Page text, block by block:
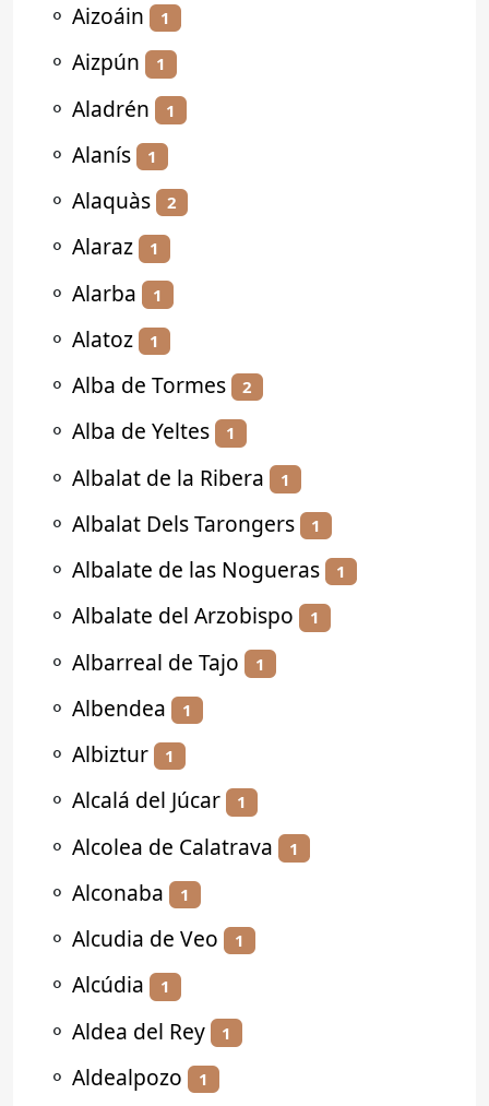
⚬ Aizoáin 1
⚬ Aizpún 1
⚬ Aladrén 1
⚬ Alanís 1
⚬ Alaquàs 2
⚬ Alaraz 1
⚬ Alarba 1
⚬ Alatoz 1
⚬ Alba de Tormes 2
⚬ Alba de Yeltes 1
⚬ Albalat de la Ribera 1
⚬ Albalat Dels Tarongers 1
⚬ Albalate de las Nogueras 1
⚬ Albalate del Arzobispo 1
⚬ Albarreal de Tajo 1
⚬ Albendea 1
⚬ Albiztur 1
⚬ Alcalá del Júcar 1
⚬ Alcolea de Calatrava 1
⚬ Alconaba 1
⚬ Alcudia de Veo 1
⚬ Alcúdia 1
⚬ Aldea del Rey 1
⚬ Aldealpozo 1